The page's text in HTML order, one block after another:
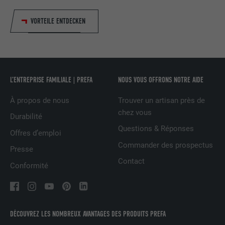
VORTEILE ENTDECKEN
DÉCOUVREZ LES NOMBREUX AVANTAGES DES PRODUITS PREFA
L’ENTREPRISE FAMILIALE | PREFA
À propos de nous
Durabilité
Offres d’emploi
Presse
Conformité
NOUS VOUS OFFRONS NOTRE AIDE
Trouver un artisan près de
chez vous
Questions & Réponses
Commander des prospectus
Contact
NOM __cfduid
FOURNISSEUR Adsymptotic.com
Cookie utilisé pour identifier des clients
et appliquer des paramètres de sécurité
en fonction des clients.
FOURNISSEUR Adsymptotic.com
EXPIRATION 3 mois
UTILITÉ Cookie identificateur de navigateur